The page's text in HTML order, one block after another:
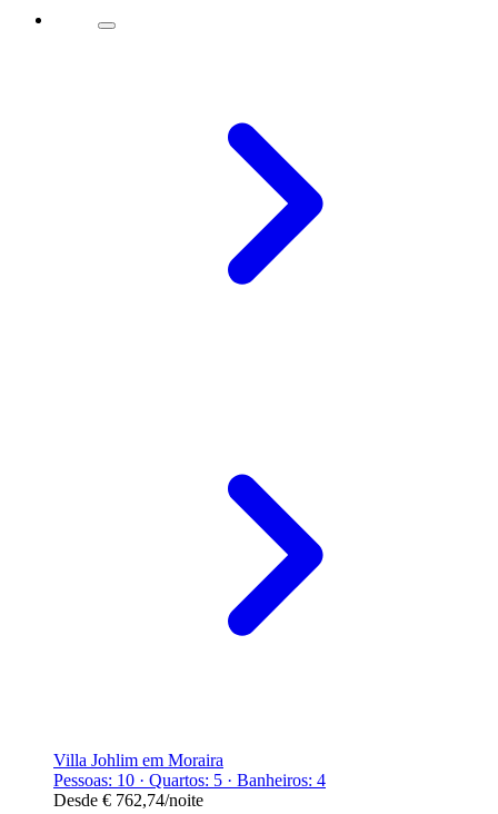
Villa Johlim em Moraira
Pessoas: 10 · Quartos: 5 · Banheiros: 4
Desde € 762,74/noite